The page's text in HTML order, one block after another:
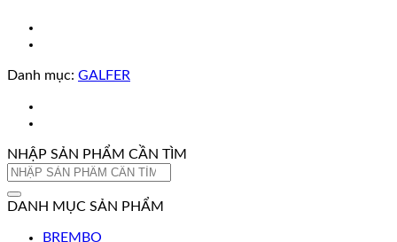
Danh mục: GALFER
NHẬP SẢN PHẨM CẦN TÌM
Tìm
DANH MỤC SẢN PHẨM
BREMBO